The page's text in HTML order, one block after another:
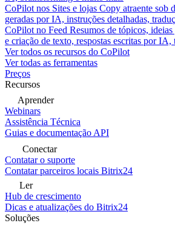
CoPilot nos Sites e lojas Copy atraente sob
geradas por IA, instruções detalhadas,
CoPilot no Feed Resumos de tópicos,
e criação de texto, respostas escritas por IA,
Ver todos os recursos do CoPilot
Ver todas as ferramentas
Preços
Recursos
Aprender
Webinars
Assistência Técnica
Guias e documentação API
Conectar
Contatar o suporte
Contatar parceiros locais Bitrix24
Ler
Hub de crescimento
Dicas e atualizações do Bitrix24
Soluções